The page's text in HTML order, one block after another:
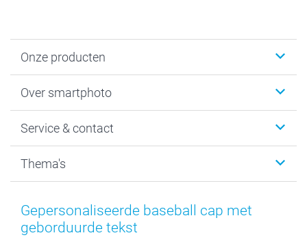
Onze producten
Fotoboeken
Fotocadeaus
Kaarten
Over smartphoto
Vacatures
Bestelproces
Herroepingsrecht
Privacy
Service & contact
Tevredenheidsgarantie
Mijn orderstatus
smartbonus
Thema's
Baby
Moederdag
Gepersonaliseerde baseball cap met
geborduurde tekst